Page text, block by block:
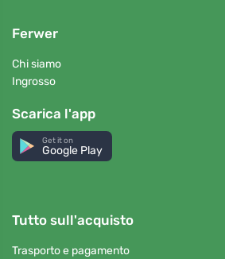
Ferwer
Chi siamo
Ingrosso
Scarica l'app
Get it on
Google Play
Tutto sull'acquisto
Trasporto e pagamento